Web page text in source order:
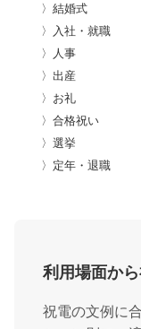
〉結婚式
〉入社・就職
〉人事
〉出産
〉お礼
〉合格祝い
〉選挙
〉定年・退職
利用場面か
祝電の文例に